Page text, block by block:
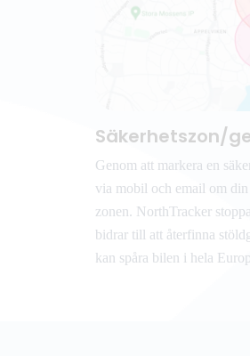
Säkerhetszon/
Genom att markera en
via mobil och email om
zonen. NorthTracker
bidrar till att återfinna
kan spåra bilen i hela